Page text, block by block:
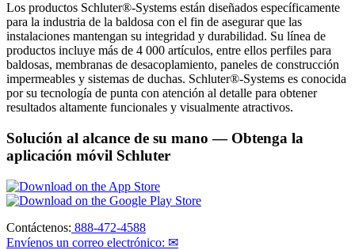
Los productos Schluter®-Systems están diseñados específicamente
para la industria de la baldosa con el fin de asegurar que las
instalaciones mantengan su integridad y durabilidad. Su línea de
productos incluye más de 4 000 artículos, entre ellos perfiles para
baldosas, membranas de desacoplamiento, paneles de construcción
impermeables y sistemas de duchas. Schluter®-Systems es conocida
por su tecnología de punta con atención al detalle para obtener
resultados altamente funcionales y visualmente atractivos.
Solución al alcance de su mano — Obtenga la
aplicación móvil Schluter
Contáctenos: 888-472-4588
Envíenos un correo electrónico: ✉